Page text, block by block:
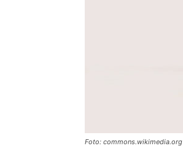
Foto: commons.wikimedia.org